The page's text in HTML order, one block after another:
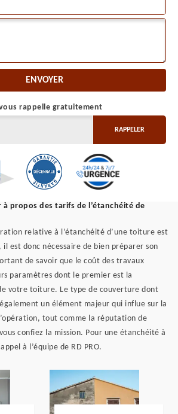
rappelle gratuitement
propos des tarifs de l’étanchéité de
relative à l’étanchéité d’une toiture est
il est donc nécessaire de bien préparer son
de savoir que le coût des travaux
paramètres dont le premier est la
votre toiture. Le type de couverture dont
un élément majeur qui influe sur la
tout comme la réputation de
confiez la mission. Pour une étanchéité à
à l’équipe de RD PRO.